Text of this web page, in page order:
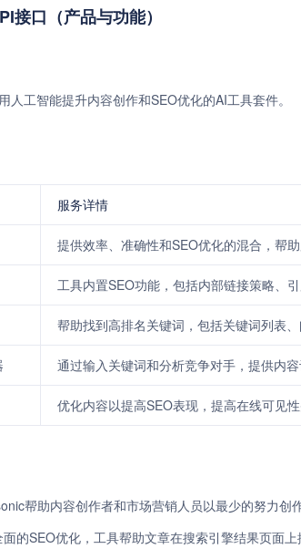
口（产品与功能）
人工智能提升内容创作和SEO优化的AI工具套件。
服务详情
提供效率、准确性和SEO优化的混合，帮
工具内置SEO功能，包括内部链接策略、引
帮助找到高排名关键词，包括关键词列表
通过输入关键词和分析竞争对手，提供内
优化内容以提高SEO表现，提高在线可见性
帮助内容创作者和市场营销人员以最少的努力创
的SEO优化，工具帮助文章在搜索引擎结果页面上